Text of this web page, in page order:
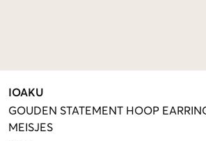
IOAKU
GOUDEN STATEMENT HOOP
MEISJES